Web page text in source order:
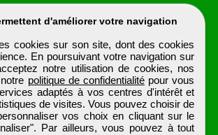
d'améliorer votre navigation
cookies sur son site, dont des cookies
En poursuivant votre navigation sur
notre utilisation de cookies, nos
politique de confidentialité pour vous
adaptés à vos centres d'intérêt et
de visites. Vous pouvez choisir de
vos choix en cliquant sur le
Par ailleurs, vous pouvez à tout